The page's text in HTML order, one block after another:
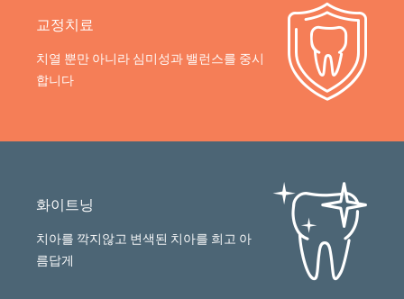
교정치료
치열 뿐만 아니라 심미성과 밸런스를 중시
합니다
화이트닝
치아를 깍지않고 변색된 치아를 희고 아
름답게